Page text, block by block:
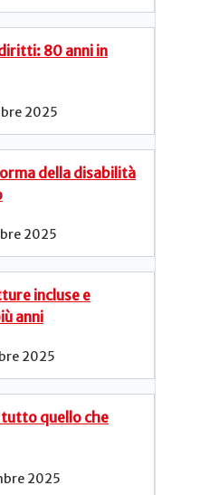
80 anni in
2025
della disabilità
2025
incluse e
anni
2025
quello che
2025